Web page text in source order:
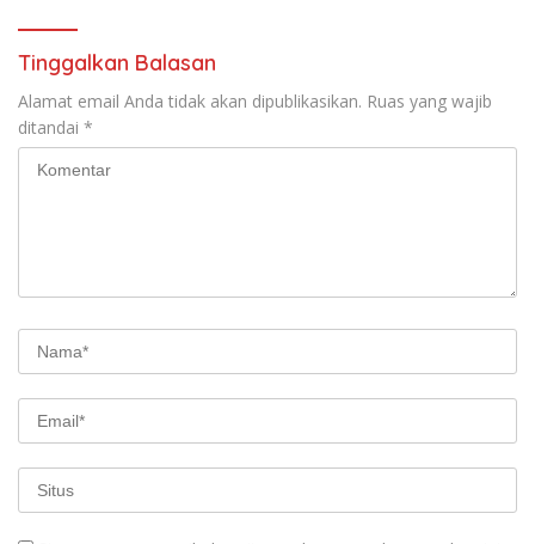
Tinggalkan Balasan
Alamat email Anda tidak akan dipublikasikan. Ruas yang wajib
ditandai *